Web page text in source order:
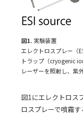
図1. 実験装置
エレクトロスプレー（
トラップ（cryogenic
レーザーを照射し、紫
図1にエレクトロス
ロスプレーで噴霧